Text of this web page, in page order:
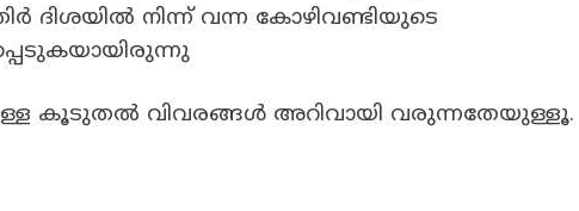
ദിശയിൽ നിന്ന് വന്ന കോഴിവണ്ടിയുടെ
കൂടുതൽ വിവരങ്ങൾ അറിവായി വരുന്നതേയുള്ളൂ.